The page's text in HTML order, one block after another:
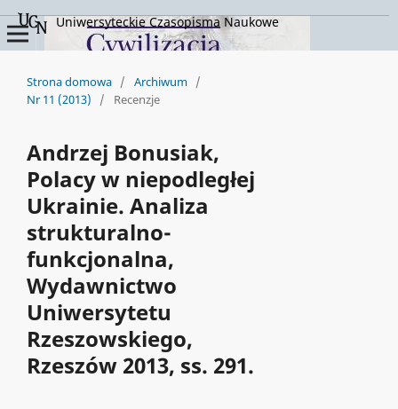
Uniwersyteckie Czasopisma Naukowe
Strona domowa / Archiwum /
Nr 11 (2013)
/ Recenzje
Andrzej Bonusiak,
Polacy w niepodległej
Ukrainie. Analiza
strukturalno-
funkcjonalna,
Wydawnictwo
Uniwersytetu
Rzeszowskiego,
Rzeszów 2013, ss. 291.